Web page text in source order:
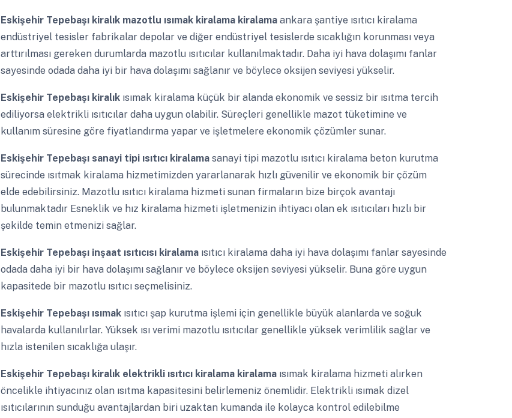
Eskişehir Tepebaşı kiralık mazotlu ısımak kiralama kiralama ankara şantiye ısıtıcı kiralama
endüstriyel tesisler fabrikalar depolar ve diğer endüstriyel tesislerde sıcaklığın korunması veya
arttırılması gereken durumlarda mazotlu ısıtıcılar kullanılmaktadır. Daha iyi hava dolaşımı fanlar
sayesinde odada daha iyi bir hava dolaşımı sağlanır ve böylece oksijen seviyesi yükselir.
Eskişehir Tepebaşı kiralık ısımak kiralama küçük bir alanda ekonomik ve sessiz bir ısıtma tercih
ediliyorsa elektrikli ısıtıcılar daha uygun olabilir. Süreçleri genellikle mazot tüketimine ve
kullanım süresine göre fiyatlandırma yapar ve işletmelere ekonomik çözümler sunar.
Eskişehir Tepebaşı sanayi tipi ısıtıcı kiralama sanayi tipi mazotlu ısıtıcı kiralama beton kurutma
sürecinde ısıtmak kiralama hizmetimizden yararlanarak hızlı güvenilir ve ekonomik bir çözüm
elde edebilirsiniz. Mazotlu ısıtıcı kiralama hizmeti sunan firmaların bize birçok avantajı
bulunmaktadır Esneklik ve hız kiralama hizmeti işletmenizin ihtiyacı olan ek ısıtıcıları hızlı bir
şekilde temin etmenizi sağlar.
Eskişehir Tepebaşı inşaat ısıtıcısı kiralama ısıtıcı kiralama daha iyi hava dolaşımı fanlar sayesinde
odada daha iyi bir hava dolaşımı sağlanır ve böylece oksijen seviyesi yükselir. Buna göre uygun
kapasitede bir mazotlu ısıtıcı seçmelisiniz.
Eskişehir Tepebaşı ısımak ısıtıcı şap kurutma işlemi için genellikle büyük alanlarda ve soğuk
havalarda kullanılırlar. Yüksek ısı verimi mazotlu ısıtıcılar genellikle yüksek verimlilik sağlar ve
hızla istenilen sıcaklığa ulaşır.
Eskişehir Tepebaşı kiralık elektrikli ısıtıcı kiralama kiralama ısımak kiralama hizmeti alırken
öncelikle ihtiyacınız olan ısıtma kapasitesini belirlemeniz önemlidir. Elektrikli ısımak dizel
ısıtıcılarının sunduğu avantajlardan biri uzaktan kumanda ile kolayca kontrol edilebilme